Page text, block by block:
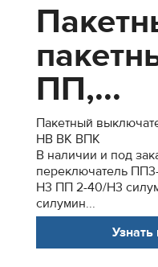
ПП,...
Пакетный
НВ ВК ВПК
В наличии и под
переключатель
Н3 ПП 2-40/Н3
силумин...
Узнать